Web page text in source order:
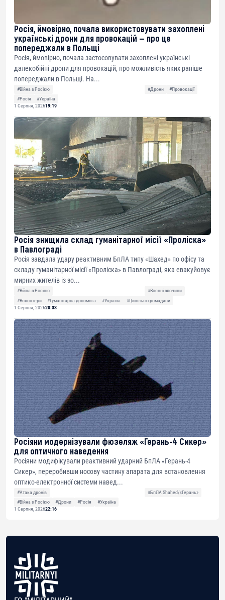
Росія, ймовірно, почала використовувати захоплені
українські дрони для провокацій — про це
попереджали в Польщі
Росія, ймовірно, почала застосовувати захоплені українські
далекобійні дрони для провокацій, про можливість яких раніше
попереджали в Польщі. На...
#Війна з Росією #Дрони
#Провокації
#Росія
#Україна
1 Серпня, 202619:19
Росія знищила склад гуманітарної місії «Проліска»
в Павлограді
Росія завдала удару реактивним БпЛА типу «Шахед» по офісу та
складу гуманітарної місії «Проліска» в Павлограді, яка евакуйовує
мирних жителів із зо...
#Війна з Росією
#Воєнні злочини
#Волонтери
#Гуманітарна допомога #Україна
#Цивільні громадяни
1 Серпня, 202620:33
Росіяни модернізували фюзеляж «Герань-4 Сикер»
для оптичного наведення
Росіяни модифікували реактивний ударний БпЛА «Герань-4
Сикер», переробивши носову частину апарата для встановлення
оптико-електронної системи навед...
#Атака дронів
#БпЛА Shahed/«Герань»
#Війна з Росією
#Дрони #Росія
#Україна
1 Серпня, 202622:16